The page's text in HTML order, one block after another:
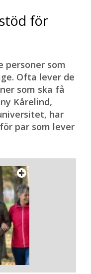
för
personer som
Ofta lever de
som ska få
Kårelind,
har
par som lever